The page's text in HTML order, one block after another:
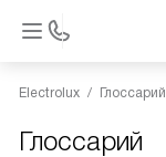
Electrolux Глоссарий
Глоссарий